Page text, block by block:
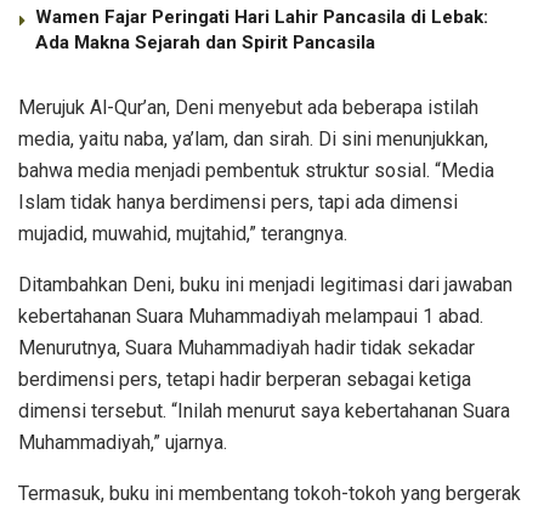
Wamen Fajar Peringati Hari Lahir Pancasila di Lebak:
Ada Makna Sejarah dan Spirit Pancasila
Merujuk Al-Qur’an, Deni menyebut ada beberapa istilah
media, yaitu naba, ya’lam, dan sirah. Di sini menunjukkan,
bahwa media menjadi pembentuk struktur sosial. “Media
Islam tidak hanya berdimensi pers, tapi ada dimensi
mujadid, muwahid, mujtahid,” terangnya.
Ditambahkan Deni, buku ini menjadi legitimasi dari jawaban
kebertahanan Suara Muhammadiyah melampaui 1 abad.
Menurutnya, Suara Muhammadiyah hadir tidak sekadar
berdimensi pers, tetapi hadir berperan sebagai ketiga
dimensi tersebut. “Inilah menurut saya kebertahanan Suara
Muhammadiyah,” ujarnya.
Termasuk, buku ini membentang tokoh-tokoh yang bergerak